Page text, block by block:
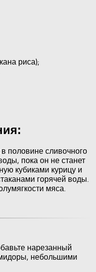
риса);
половине сливочного
пока он не станет
кубиками курицу и
горячей воды.
мяса.
нарезанный
небольшими